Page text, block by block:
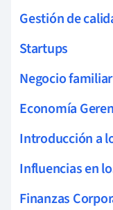
Gestión de
Startups
Negocio familiar
Economía
Introducción a
Influencias en
Finanzas